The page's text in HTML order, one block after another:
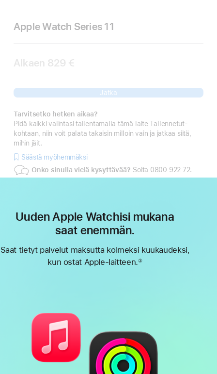
Apple Watch Series 11
Alkaen 829 €
Jatka
Tarvitsetko hetken aikaa?
Pidä kaikki valintasi tallentamalla tämä laite Tallennetut-
kohtaan, niin voit palata takaisin milloin vain ja jatkaa siitä,
mihin jäit.
Säästä myöhemmäksi
Onko sinulla vielä kysyttävää? Soita 0800 922 72.
Uuden Apple Watchisi mukana
saat enemmän.
Saat tietyt palvelut maksutta kolmeksi kuukaudeksi,
kun ostat Apple-laitteen.②